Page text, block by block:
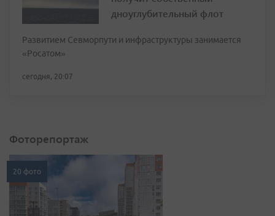
дноуглубительный флот
Развитием Севморпути и инфраструктуры занимается
«Росатом»
сегодня, 20:07
Фоторепортаж
20 фото